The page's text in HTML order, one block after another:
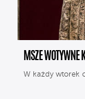
MSZE WOTYWNE
W każdy wtorek